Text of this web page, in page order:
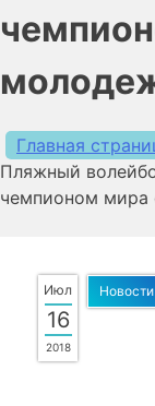
Главная
Пляжный
чемпионом мира
Июл
16
2018
Новости